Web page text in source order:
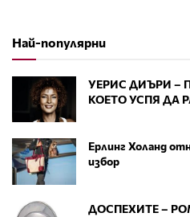
Най-популярни
УЕРИС ДИЪРИ –
КОЕТО УСПЯ ДА
Ерлинг Холанд
избор
ДОСПЕХИТЕ –